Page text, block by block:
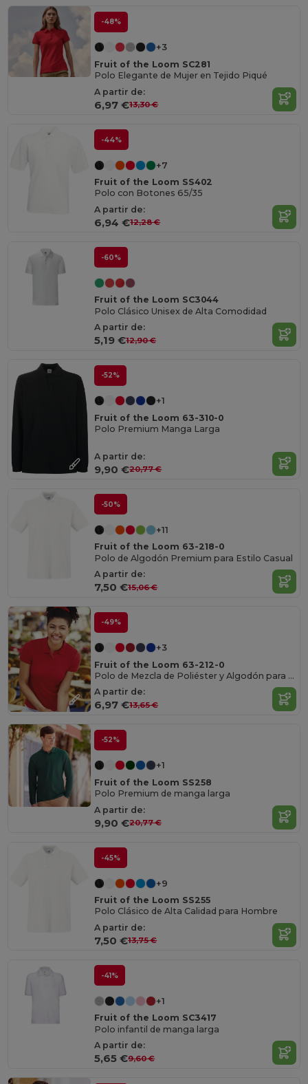
-48%
+3
Fruit of the Loom SC281
Polo Elegante de Mujer en Tejido Piqué
A partir de:
6,97 €13,30 €
-44%
+7
Fruit of the Loom SS402
Polo con Botones 65/35
A partir de:
6,94 €12,28 €
-60%
Fruit of the Loom SC3044
Polo Clásico Unisex de Alta Comodidad
A partir de:
5,19 €12,90 €
-52%
+1
Fruit of the Loom 63-310-0
Polo Premium Manga Larga
A partir de:
9,90 €20,77 €
-50%
+11
Fruit of the Loom 63-218-0
Polo de Algodón Premium para Estilo Casual
A partir de:
7,50 €15,06 €
-49%
+3
Fruit of the Loom 63-212-0
Polo de Mezcla de Poliéster y Algodón para Uso Diario
A partir de:
6,97 €13,65 €
-52%
+1
Fruit of the Loom SS258
Polo Premium de manga larga
A partir de:
9,90 €20,77 €
-45%
+9
Fruit of the Loom SS255
Polo Clásico de Alta Calidad para Hombre
A partir de:
7,50 €13,75 €
-41%
+1
Fruit of the Loom SC3417
Polo infantil de manga larga
A partir de:
5,65 €9,60 €